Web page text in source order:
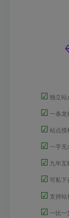
☑ 独立站
☑ 一条龙
☑ 站点授
☑ 一手无
☑ 九年互
☑ 可私下
☑ 支持站
☑ 一比一